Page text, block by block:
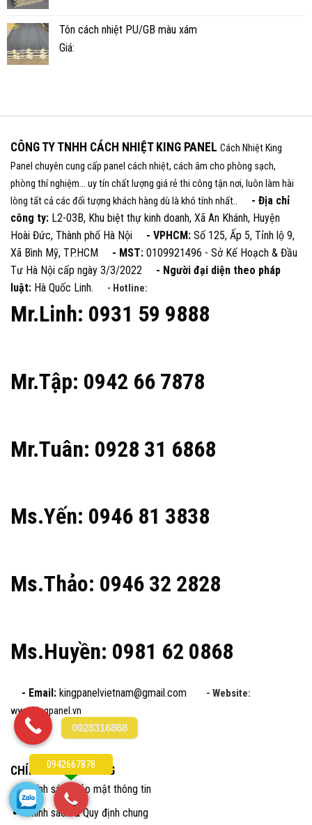
Tôn cách nhiệt PU/GB màu xám
Giá:
CÔNG TY TNHH CÁCH NHIỆT KING PANEL Cách Nhiệt King
Panel chuyên cung cấp panel cách nhiệt, cách âm cho phòng sạch,
phòng thí nghiệm... uy tín chất lượng giá rẻ thi công tận nơi, luôn làm hài
lòng tất cả các đối tượng khách hàng dù là khó tính nhất..
- Địa chỉ
công ty: L2-03B, Khu biệt thự kinh doanh, Xã An Khánh, Huyện
Hoài Đức, Thành phố Hà Nội - VPHCM: Số 125, Ấp 5, Tỉnh lộ 9,
Xã Bình Mỹ, TP.HCM - MST: 0109921496 - Sở Kế Hoạch & Đầu
Tư Hà Nội cấp ngày 3/3/2022 - Người đại diện theo pháp
luật: Hà Quốc Linh. - Hotline:
Mr.Linh: 0931 59 9888
Mr.Tập: 0942 66 7878
Mr.Tuân: 0928 31 6868
Ms.Yến: 0946 81 3838
Ms.Thảo: 0946 32 2828
Ms.Huyền: 0981 62 0868
- Email: kingpanelvietnam@gmail.com - Website:
www.kingpanel.vn
CHÍNH SÁCH CHUNG
Chính sách bảo mật thông tin
Chính sách & Quy định chung
0928316868
0942667878